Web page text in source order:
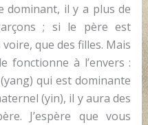
dominant, il y a plus de
; si le père est
que des filles. Mais
fonctionne à l’envers :
qui est dominante
(yin), il y aura des
J’espère que vous